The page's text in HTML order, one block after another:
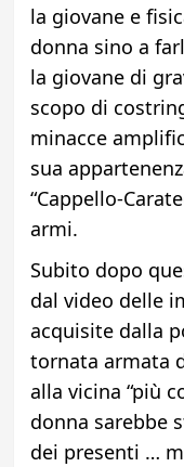
la giovane e
donna sino a
la giovane di
scopo di
minacce
sua
“Cappello-
armi.
Subito dopo
dal video delle
acquisite dalla
tornata armata
alla vicina “più
donna sarebbe
dei presenti …